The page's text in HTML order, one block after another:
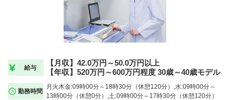
給与
【月収】42.0万円～50.0万円以上
【年収】520万円～600万円程度 30歳～40歳モデル
勤務時間
月火木金:09時00分～18時30分（休憩120分）,水:09時00分～
13時00分（休憩0分）,土:09時00分～17時30分（休憩120分）